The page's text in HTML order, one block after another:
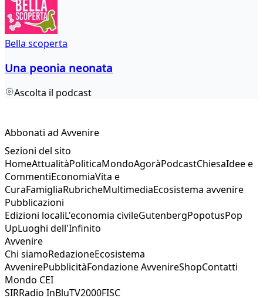
Bella scoperta
Una peonia neonata
Ascolta il podcast
Abbonati ad Avvenire
Sezioni del sito
HomeAttualitàPoliticaMondoAgoràPodcastChiesaIdee e
CommentiEconomiaVita e
CuraFamigliaRubricheMultimediaEcosistema avvenire
Pubblicazioni
Edizioni localiL'economia civileGutenbergPopotusPop
UpLuoghi dell'Infinito
Avvenire
Chi siamoRedazioneEcosistema
AvvenirePubblicitàFondazione AvvenireShopContatti
Mondo CEI
SIRRadio InBluTV2000FISC